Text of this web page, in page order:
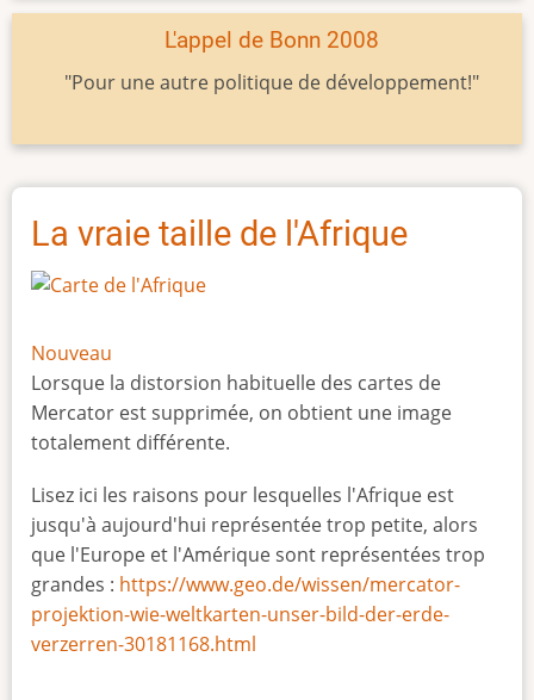
L'appel de Bonn 2008
"Pour une autre politique de développement!"
La vraie taille de l'Afrique
Nouveau
Lorsque la distorsion habituelle des cartes de
Mercator est supprimée, on obtient une image
totalement différente.
Lisez ici les raisons pour lesquelles l'Afrique est
jusqu'à aujourd'hui représentée trop petite, alors
que l'Europe et l'Amérique sont représentées trop
grandes : https://www.geo.de/wissen/mercator-
projektion-wie-weltkarten-unser-bild-der-erde-
verzerren-30181168.html